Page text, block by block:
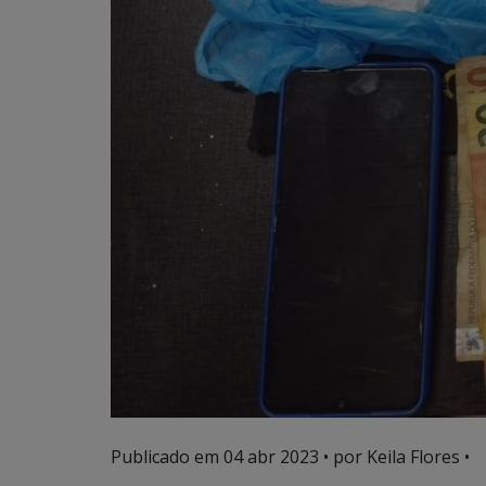
Publicado em 04 abr 2023 • por Keila Flores •